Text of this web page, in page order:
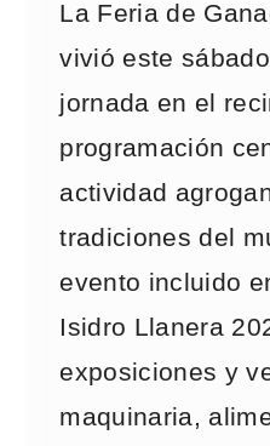
La Feria de
vivió este
jornada en el
programación
actividad
tradiciones del
evento incluido
Isidro Llanera
exposiciones y
maquinaria,